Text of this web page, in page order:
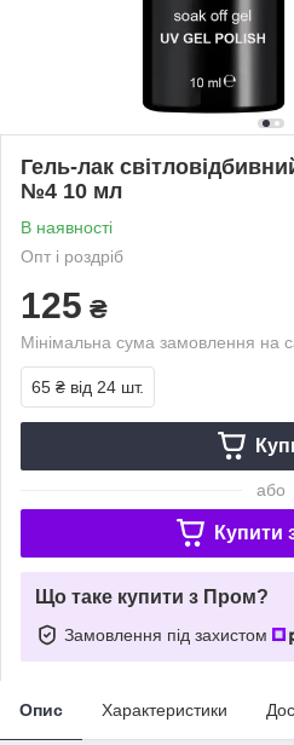
Гель-лак
№4 10 мл
В наявності
Опт і роздріб
125 ₴
Мінімальна сума замовлення на
65 ₴ від 24 шт.
або
Купити
Що таке купити з Пром?
Замовлення під захистом
Опис Характеристики